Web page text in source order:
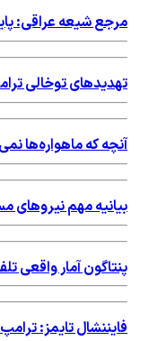
مرجع شیعه عراقی:
تهدیدهای توخالی
آنچه که ماهواره‌ها
بیانیه مهم نیروهای
پنتاگون آمار واقعی
فایننشال تایمز: